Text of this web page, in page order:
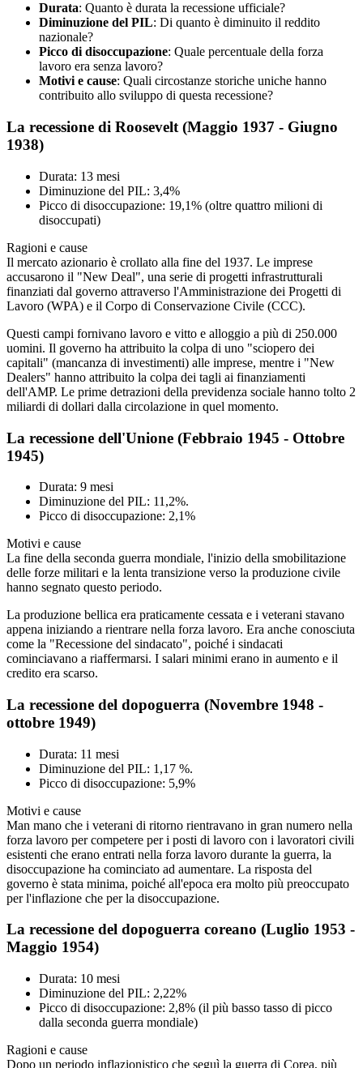
Durata: Quanto è durata la recessione ufficiale?
Diminuzione del PIL: Di quanto è diminuito il reddito
nazionale?
Picco di disoccupazione: Quale percentuale della forza
lavoro era senza lavoro?
Motivi e cause: Quali circostanze storiche uniche hanno
contribuito allo sviluppo di questa recessione?
La recessione di Roosevelt (Maggio 1937 - Giugno
1938)
Durata: 13 mesi
Diminuzione del PIL: 3,4%
Picco di disoccupazione: 19,1% (oltre quattro milioni di
disoccupati)
Ragioni e cause
Il mercato azionario è crollato alla fine del 1937. Le imprese
accusarono il "New Deal", una serie di progetti infrastrutturali
finanziati dal governo attraverso l'Amministrazione dei Progetti di
Lavoro (WPA) e il Corpo di Conservazione Civile (CCC).
Questi campi fornivano lavoro e vitto e alloggio a più di 250.000
uomini. Il governo ha attribuito la colpa di uno "sciopero dei
capitali" (mancanza di investimenti) alle imprese, mentre i "New
Dealers" hanno attribuito la colpa dei tagli ai finanziamenti
dell'AMP. Le prime detrazioni della previdenza sociale hanno tolto 2
miliardi di dollari dalla circolazione in quel momento.
La recessione dell'Unione (Febbraio 1945 - Ottobre
1945)
Durata: 9 mesi
Diminuzione del PIL: 11,2%.
Picco di disoccupazione: 2,1%
Motivi e cause
La fine della seconda guerra mondiale, l'inizio della smobilitazione
delle forze militari e la lenta transizione verso la produzione civile
hanno segnato questo periodo.
La produzione bellica era praticamente cessata e i veterani stavano
appena iniziando a rientrare nella forza lavoro. Era anche conosciuta
come la "Recessione del sindacato", poiché i sindacati
cominciavano a riaffermarsi. I salari minimi erano in aumento e il
credito era scarso.
La recessione del dopoguerra (Novembre 1948 -
ottobre 1949)
Durata: 11 mesi
Diminuzione del PIL: 1,17 %.
Picco di disoccupazione: 5,9%
Motivi e cause
Man mano che i veterani di ritorno rientravano in gran numero nella
forza lavoro per competere per i posti di lavoro con i lavoratori civili
esistenti che erano entrati nella forza lavoro durante la guerra, la
disoccupazione ha cominciato ad aumentare. La risposta del
governo è stata minima, poiché all'epoca era molto più preoccupato
per l'inflazione che per la disoccupazione.
La recessione del dopoguerra coreano (Luglio 1953 -
Maggio 1954)
Durata: 10 mesi
Diminuzione del PIL: 2,22%
Picco di disoccupazione: 2,8% (il più basso tasso di picco
dalla seconda guerra mondiale)
Ragioni e cause
Dopo un periodo inflazionistico che seguì la guerra di Corea, più